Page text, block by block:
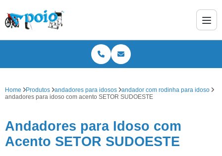
Home Produtos andadores para idosos
andador com rodinha para idoso
andadores para idoso com acento SETOR SUDOESTE
Andadores para Idoso com
Acento SETOR SUDOESTE